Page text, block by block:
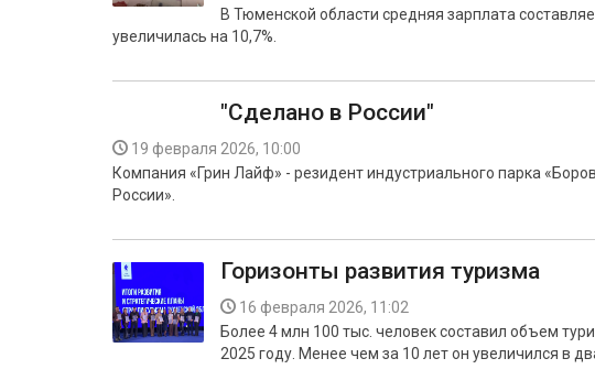
В Тюменской области средняя зарплата
увеличилась на 10,7%.
"Сделано в России"
19 февраля 2026, 10:00
Компания «Грин Лайф» - резидент индустриального парка
России».
Горизонты развития туризма
16 февраля 2026, 11:02
Более 4 млн 100 тыс. человек составил объем
2025 году. Менее чем за 10 лет он увеличился в